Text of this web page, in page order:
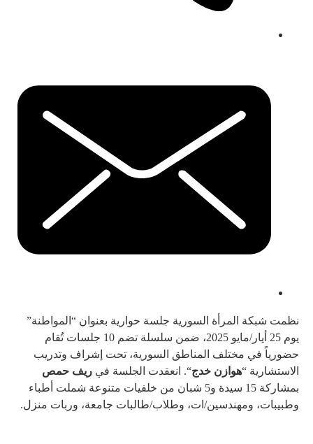
نظمت شبكة المرأة السورية جلسة حوارية بعنوان “المواطنة”
يوم 25 أيار/مايو 2025، ضمن سلسلة تضم 10 جلسات تُقام
حضورياً في مختلف المناطق السورية، تحت إشراف وتدريب
الاستشارية “هوازن خدج“. انعقدت الجلسة فيريف حمص
بمشاركة 15 سيدة و5 شبان من خلفيات متنوعة شملت أطباء
وطبيبات، ومهندسين/ات، وطلاب/طالبات جامعة، وربات منزل.